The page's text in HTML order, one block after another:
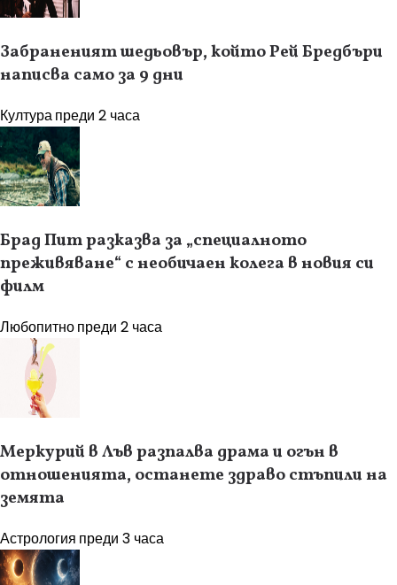
Забраненият шедьовър, който Рей Бредбъри
написва само за 9 дни
Културапреди 2 часа
Брад Пит разказва за „специалното
преживяване“ с необичаен колега в новия си
филм
Любопитнопреди 2 часа
Меркурий в Лъв разпалва драма и огън в
отношенията, останете здраво стъпили на
земята
Астрология преди 3 часа